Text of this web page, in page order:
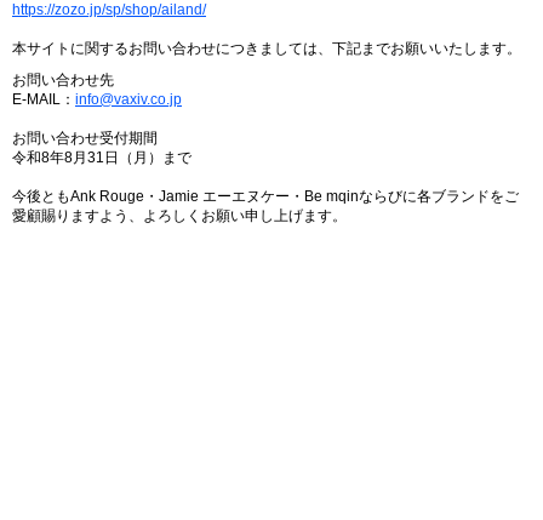
https://zozo.jp/sp/shop/ailand/
本サイトに関するお問い合わせにつきましては、下記までお願いいたします。
お問い合わせ先
E-MAIL： info@vaxiv.co.jp
お問い合わせ受付期間
令和8年8月31日（月）まで
今後ともAnk Rouge・Jamie エーエヌケー・Be mqinならびに各ブランドをご
愛顧賜りますよう、よろしくお願い申し上げます。